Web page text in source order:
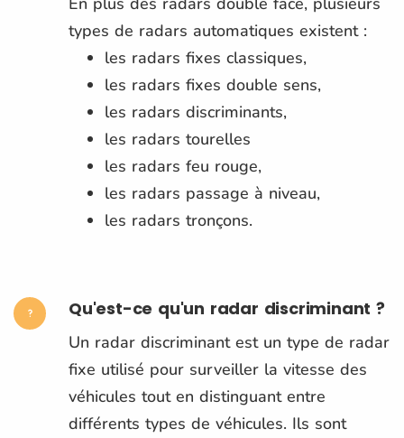
types de radars automatiques existent :
les radars fixes classiques,
les radars fixes double sens,
les radars discriminants,
les radars tourelles
les radars feu rouge,
les radars passage à niveau,
les radars tronçons.
Qu'est-ce qu'un radar discriminant ?
Un radar discriminant est un type de radar
fixe utilisé pour surveiller la vitesse des
véhicules tout en distinguant entre
différents types de véhicules. Ils sont